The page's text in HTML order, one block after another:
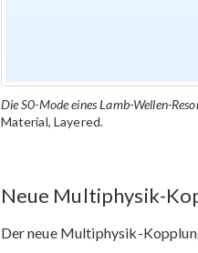
Die S0-Mode eines Lamb-Wellen-
Material, Layered.
Neue Multiphysik-
Der neue Multiphysik-